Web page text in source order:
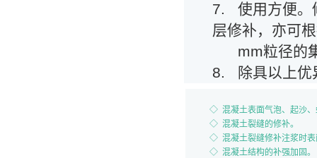
7. 使用方便。
层修补，亦可
mm粒径的集
8. 除具以上优
◇ 混凝土表面气泡、起沙、
◇ 混凝土裂缝的修补。
◇ 混凝土裂缝修补注浆时表
◇ 混凝土结构的补强加固。